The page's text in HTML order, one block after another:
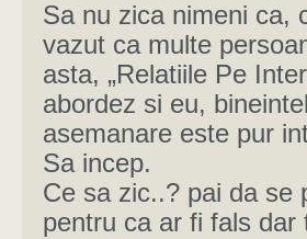
Sa nu zica nimeni ca,
vazut ca multe
asta, „Relatiile Pe
abordez si eu,
asemanare este pur
Sa incep.
Ce sa zic..? pai da se
pentru ca ar fi fals dar